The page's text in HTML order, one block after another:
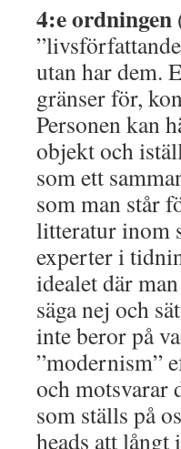
4:e ordningen
utan har dem.
gränser för,
Personen kan
objekt och
som ett
som man står
litteratur inom
experter i
idealet där
säga nej och
inte beror på
”modernism”
och motsvarar
som ställs på
heads att